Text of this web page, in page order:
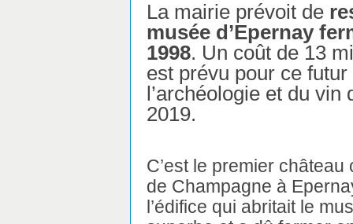
La mairie prévoit de
musée d’Epernay
1998. Un coût de 13
est prévu pour ce
l’archéologie et du
2019.
C’est le premier
de Champagne à
l’édifice qui abritait le